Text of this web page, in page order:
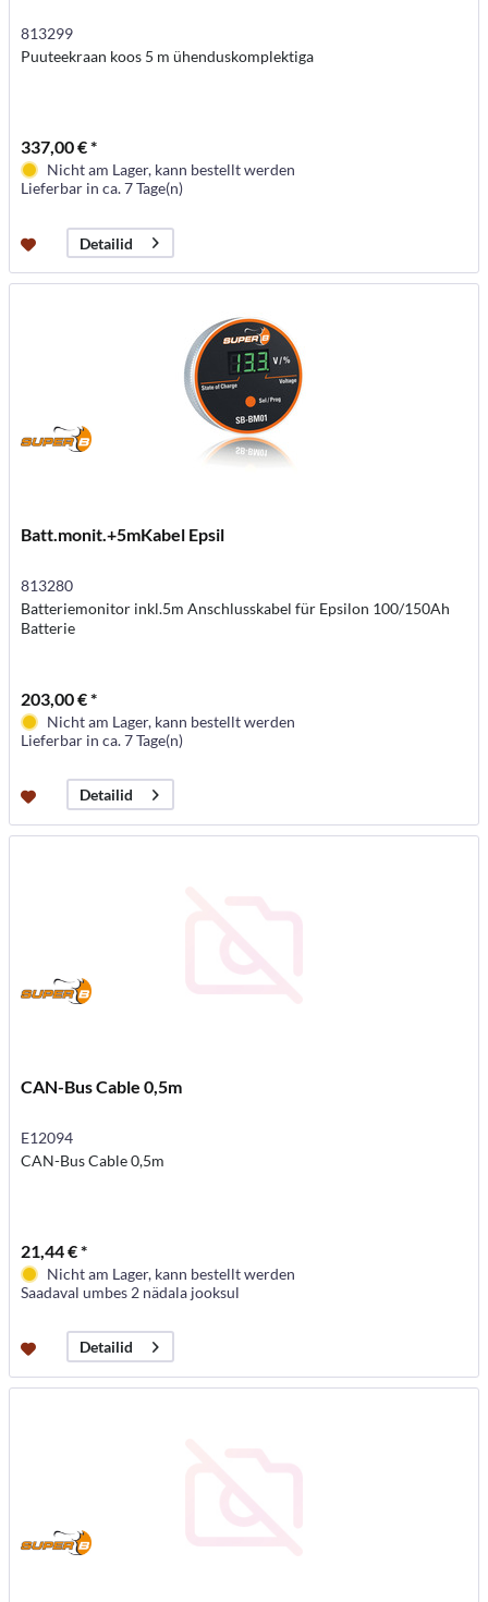
813299
Puuteekraan koos 5 m ühenduskomplektiga
337,00 € *
Nicht am Lager, kann bestellt werden
Lieferbar in ca. 7 Tage(n)
Detailid
Batt.monit.+5mKabel Epsil
813280
Batteriemonitor inkl.5m Anschlusskabel für Epsilon 100/150Ah
Batterie
203,00 € *
Nicht am Lager, kann bestellt werden
Lieferbar in ca. 7 Tage(n)
Detailid
CAN-Bus Cable 0,5m
E12094
CAN-Bus Cable 0,5m
21,44 € *
Nicht am Lager, kann bestellt werden
Saadaval umbes 2 nädala jooksul
Detailid